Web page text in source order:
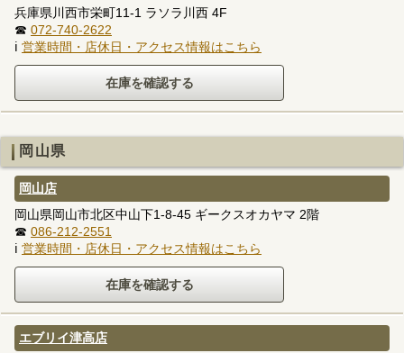
兵庫県川西市栄町11-1 ラソラ川西 4F
☎ 072-740-2622
ℹ 営業時間・店休日・アクセス情報はこちら
岡山県
岡山店
岡山県岡山市北区中山下1-8-45 ギークスオカヤマ 2階
☎ 086-212-2551
ℹ 営業時間・店休日・アクセス情報はこちら
エブリイ津高店